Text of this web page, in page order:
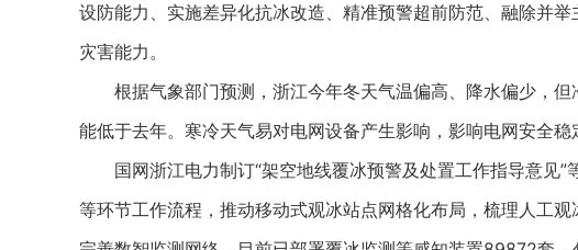
设防能力、实施差异化抗冰改造、精准预警超前防范、融除并
灾害能力。
根据气象部门预测，浙江今年冬天气温偏高、降水偏少，但
能低于去年。寒冷天气易对电网设备产生影响，影响电网安全稳
国网浙江电力制订“架空地线覆冰预警及处置工作指导意见”
等环节工作流程，推动移动式观冰站点网格化布局，梳理人工